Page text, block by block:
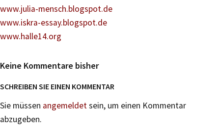
www.julia-mensch.blogspot.de
www.iskra-essay.blogspot.de
www.halle14.org
Keine Kommentare bisher
SCHREIBEN SIE EINEN KOMMENTAR
Sie müssen angemeldetsein, um einen Kommentar
abzugeben.